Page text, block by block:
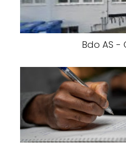
Bdo AS -